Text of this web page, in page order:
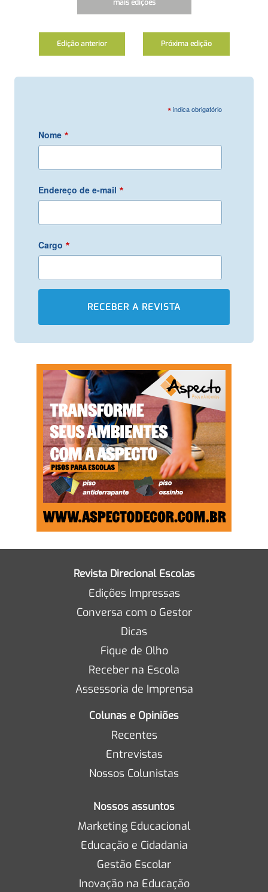
mais edições
Edição anterior Próxima edição
*indica obrigatório
Nome *
Endereço de e-mail *
Cargo *
Revista Direcional Escolas
Edições Impressas
Conversa com o Gestor
Dicas
Fique de Olho
Receber na Escola
Assessoria de Imprensa
Colunas e Opiniões
Recentes
Entrevistas
Nossos Colunistas
Nossos assuntos
Marketing Educacional
Educação e Cidadania
Gestão Escolar
Inovação na Educação